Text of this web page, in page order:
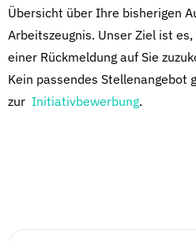
Übersicht über Ihre bisherigen
Arbeitszeugnis. Unser Ziel ist
einer Rückmeldung auf Sie
Kein passendes Stellenangebot
zur Initiativbewerbung.